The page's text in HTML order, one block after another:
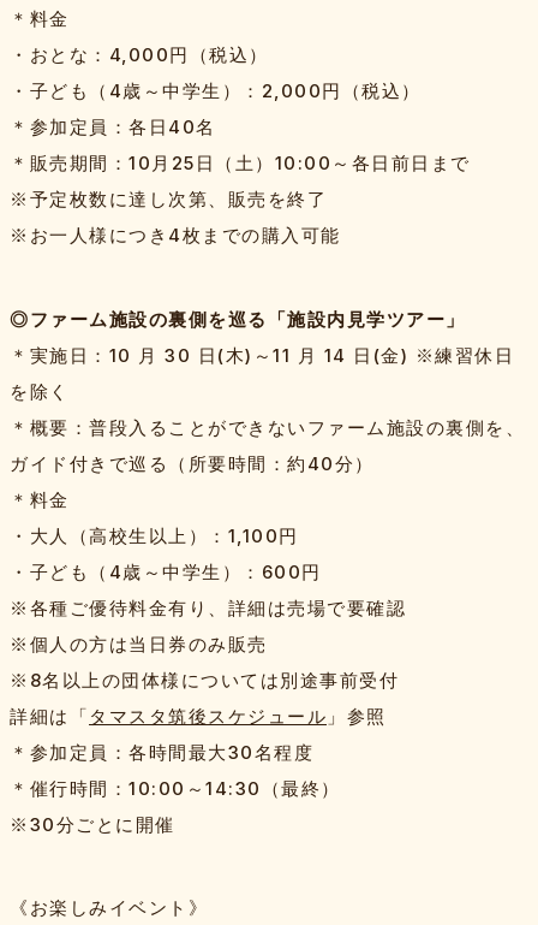
＊料金
・おとな：4,000円（税込）
・子ども（4歳～中学生）：2,000円（税込）
＊参加定員：各日40名
＊販売期間：10月25日（土）10:00～各日前日まで
※予定枚数に達し次第、販売を終了
※お一人様につき4枚までの購入可能
◎ファーム施設の裏側を巡る「施設内見学ツアー」
＊実施日：10 月 30 日(木)～11 月 14 日(金) ※練習休日
を除く
＊概要：普段入ることができないファーム施設の裏側を、
ガイド付きで巡る（所要時間：約40分）
＊料金
・大人（高校生以上）：1,100円
・子ども（4歳～中学生）：600円
※各種ご優待料金有り、詳細は売場で要確認
※個人の方は当日券のみ販売
※8名以上の団体様については別途事前受付
詳細は「 タマスタ筑後スケジュール 」参照
＊参加定員：各時間最大30名程度
＊催行時間：10:00～14:30（最終）
※30分ごとに開催
《お楽しみイベント 》